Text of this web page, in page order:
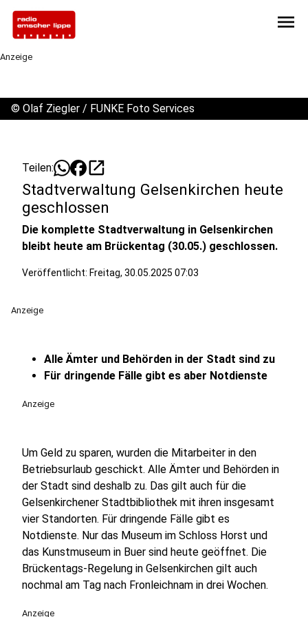
menu
Anzeige
© Olaf Ziegler / FUNKE Foto Services
Teilen: open_in_new
Stadtverwaltung Gelsenkirchen heute
geschlossen
Die komplette Stadtverwaltung in Gelsenkirchen
bleibt heute am Brückentag (30.05.) geschlossen.
Veröffentlicht: Freitag, 30.05.2025 07:03
Anzeige
Alle Ämter und Behörden in der Stadt sind zu
Für dringende Fälle gibt es aber Notdienste
Anzeige
Um Geld zu sparen, wurden die Mitarbeiter in den
Betriebsurlaub geschickt. Alle Ämter und Behörden in
der Stadt sind deshalb zu. Das gilt auch für die
Gelsenkirchener Stadtbibliothek mit ihren insgesamt
vier Standorten. Für dringende Fälle gibt es
Notdienste. Nur das Museum im Schloss Horst und
das Kunstmuseum in Buer sind heute geöffnet. Die
Brückentags-Regelung in Gelsenkirchen gilt auch
nochmal am Tag nach Fronleichnam in drei Wochen.
Anzeige